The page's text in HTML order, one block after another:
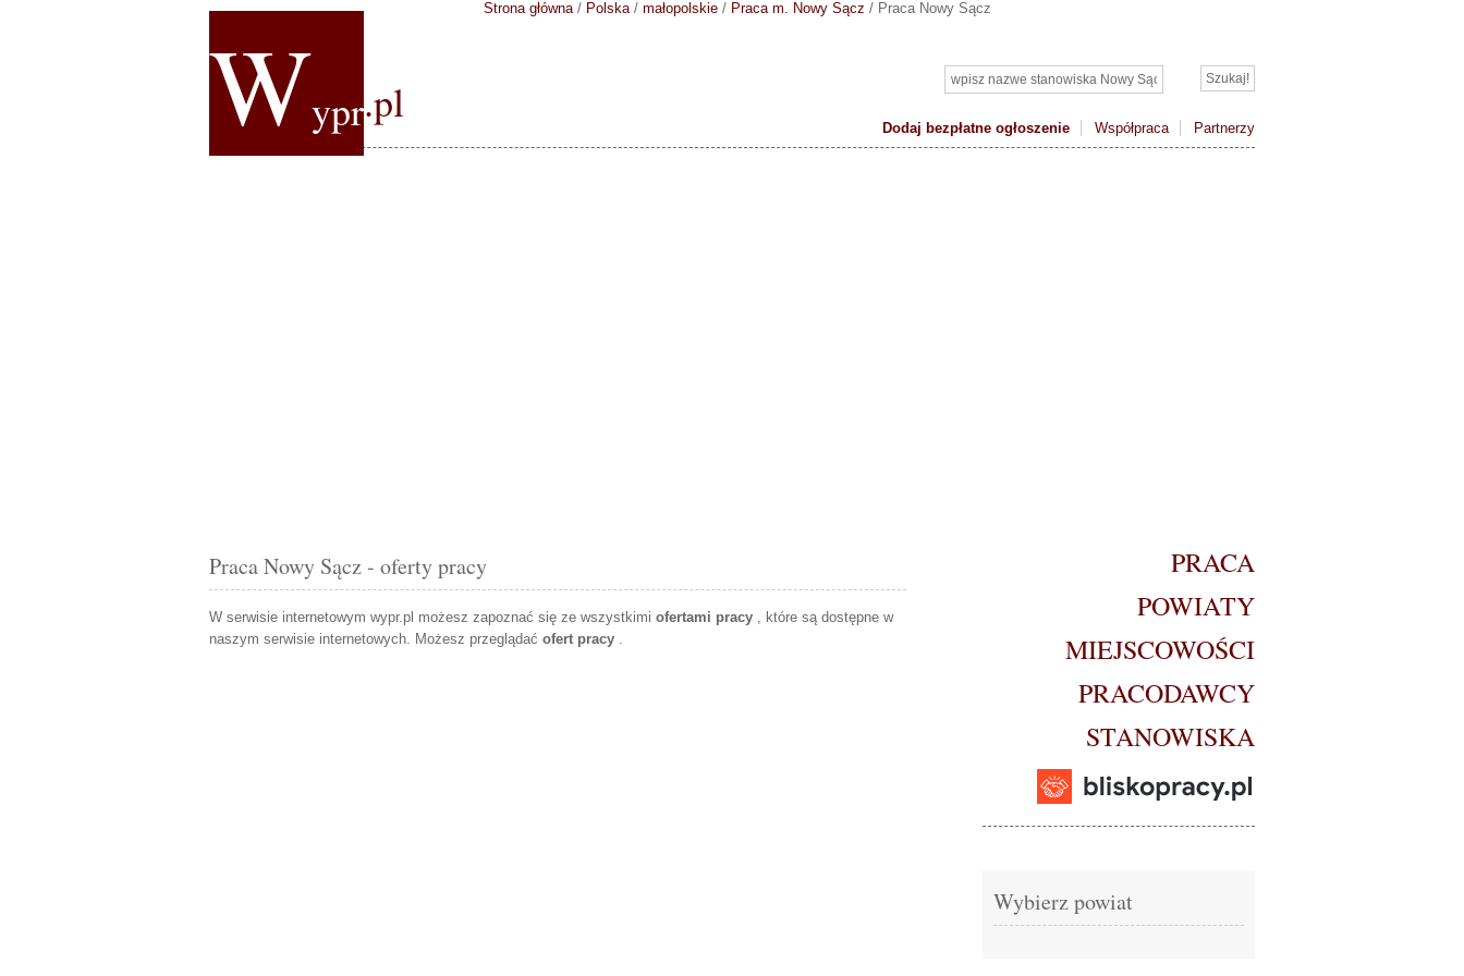
Wypr.pl
Dodaj bezpłatne ogłoszenie Współpraca Partnerzy
Strona główna/ Polska/ małopolskie / Praca m. Nowy Sącz / Praca Nowy Sącz
Praca Nowy Sącz - oferty pracy
W serwisie internetowym wypr.pl możesz zapoznać się ze wszystkimi ofertami pracy , które są dostępne w
naszym serwisie internetowych. Możesz przeglądać ofert pracy .
PRACA
POWIATY
MIEJSCOWOŚCI
PRACODAWCY
STANOWISKA
Wybierz powiat